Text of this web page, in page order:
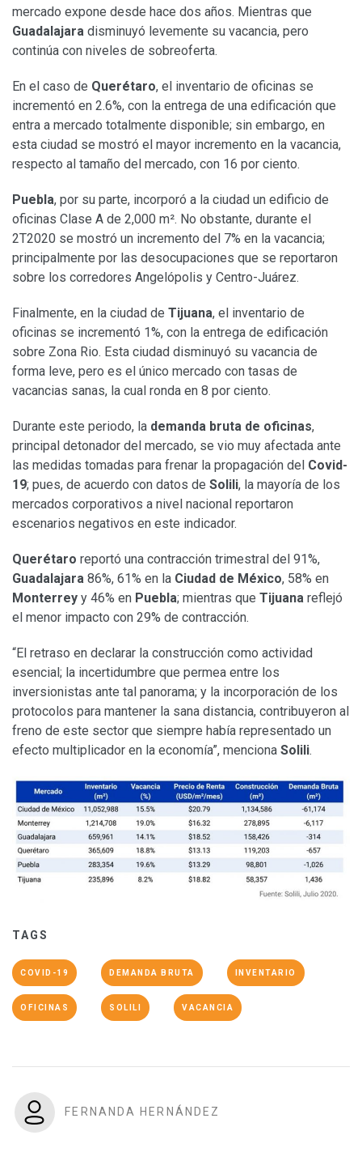
mercado expone desde hace dos años. Mientras que
Guadalajara disminuyó levemente su vacancia, pero
continúa con niveles de sobreoferta.
En el caso de Querétaro, el inventario de oficinas se
incrementó en 2.6%, con la entrega de una edificación que
entra a mercado totalmente disponible; sin embargo, en
esta ciudad se mostró el mayor incremento en la vacancia,
respecto al tamaño del mercado, con 16 por ciento.
Puebla, por su parte, incorporó a la ciudad un edificio de
oficinas Clase A de 2,000 m². No obstante, durante el
2T2020 se mostró un incremento del 7% en la vacancia;
principalmente por las desocupaciones que se reportaron
sobre los corredores Angelópolis y Centro-Juárez.
Finalmente, en la ciudad de Tijuana, el inventario de
oficinas se incrementó 1%, con la entrega de edificación
sobre Zona Rio. Esta ciudad disminuyó su vacancia de
forma leve, pero es el único mercado con tasas de
vacancias sanas, la cual ronda en 8 por ciento.
Durante este periodo, la demanda bruta de oficinas,
principal detonador del mercado, se vio muy afectada ante
las medidas tomadas para frenar la propagación del Covid-
19; pues, de acuerdo con datos de Solili, la mayoría de los
mercados corporativos a nivel nacional reportaron
escenarios negativos en este indicador.
Querétaro reportó una contracción trimestral del 91%,
Guadalajara 86%, 61% en la Ciudad de México, 58% en
Monterrey y 46% en Puebla; mientras que Tijuana reflejó
el menor impacto con 29% de contracción.
“El retraso en declarar la construcción como actividad
esencial; la incertidumbre que permea entre los
inversionistas ante tal panorama; y la incorporación de los
protocolos para mantener la sana distancia, contribuyeron al
freno de este sector que siempre había representado un
efecto multiplicador en la economía”, menciona Solili.
TAGS
COVID-19 DEMANDA BRUTA INVENTARIO
OFICINAS SOLILI VACANCIA
FERNANDA HERNÁNDEZ